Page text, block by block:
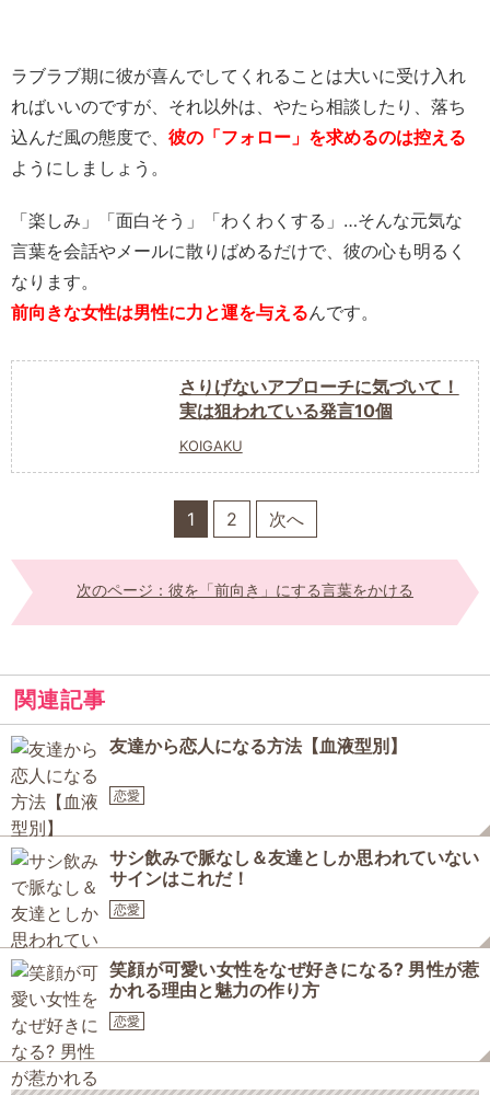
ラブラブ期に彼が喜んでしてくれることは大いに受け入れ
ればいいのですが、それ以外は、やたら相談したり、落ち
込んだ風の態度で、 彼の「フォロー」を求めるのは控える
ようにしましょう。
「楽しみ」「面白そう」「わくわくする」…そんな元気な
言葉を会話やメールに散りばめるだけで、彼の心も明るく
なります。
前向きな女性は男性に力と運を与えるんです。
さりげないアプローチに気づいて！
実は狙われている発言10個
KOIGAKU
1 2 次へ
次のページ：彼を「前向き」にする言葉をかける
関連記事
友達から恋人になる方法【血液型別】
恋愛
サシ飲みで脈なし＆友達としか思われていない
サインはこれだ！
恋愛
笑顔が可愛い女性をなぜ好きになる? 男性が惹
かれる理由と魅力の作り方
恋愛